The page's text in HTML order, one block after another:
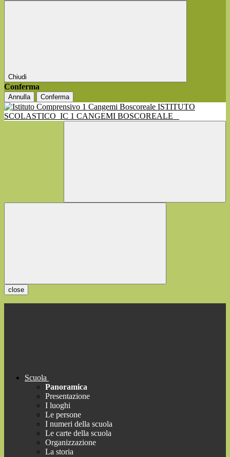
Chiudi
Conferma
Annulla Conferma
ISTITUTO
SCOLASTICO IC 1 CANGEMI BOSCOREALE
close
Scuola
Panoramica
Presentazione
I luoghi
Le persone
I numeri della scuola
Le carte della scuola
Organizzazione
La storia